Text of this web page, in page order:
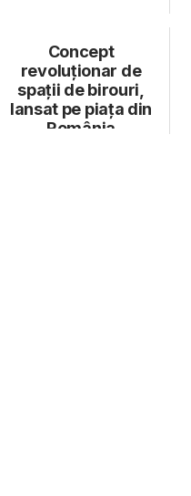
Concept
revoluționar de
spații de birouri,
lansat pe piața din
România